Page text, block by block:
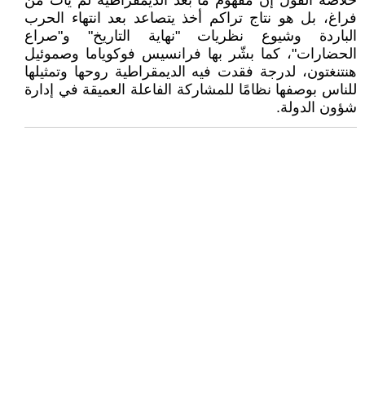
فراغ، بل هو نتاج تراكم أخذ يتصاعد بعد انتهاء الحرب
الباردة وشيوع نظريات "نهاية التاريخ" و"صراع
الحضارات"، كما بشّر بها فرانسيس فوكوياما وصموئيل
هنتنغتون، لدرجة فقدت فيه الديمقراطية روحها وتمثيلها
للناس بوصفها نظامًا للمشاركة الفاعلة العميقة في إدارة
شؤون الدولة.